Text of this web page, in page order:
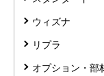
ウィズナ
リプラ
オプション・部